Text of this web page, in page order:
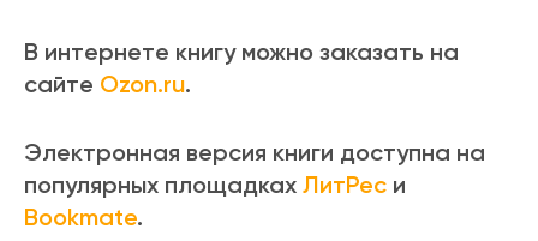
В интернете книгу можно заказать на
сайте Ozon.ru.
Электронная версия книги доступна на
популярных площадках ЛитРес и
Bookmate.